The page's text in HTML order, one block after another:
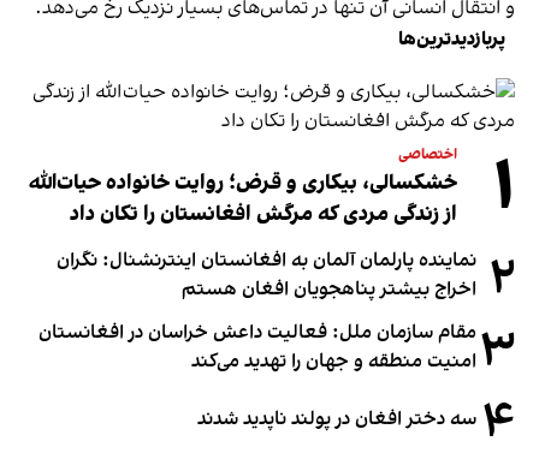
و انتقال انسانی آن تنها در تماس‌های بسیار نزدیک رخ می‌دهد.
پربازدیدترین‌ها
۱ اختصاصی
خشکسالی، بیکاری و قرض؛ روایت خانواده حیات‌الله
از زندگی مردی که مرگش افغانستان را تکان داد
۲ نماینده پارلمان آلمان به افغانستان اینترنشنال: نگران
اخراج بیشتر پناهجویان افغان هستم
۳ مقام سازمان ملل: فعالیت داعش خراسان در افغانستان
امنیت منطقه و جهان را تهدید می‌کند
۴ سه دختر افغان در پولند ناپدید شدند